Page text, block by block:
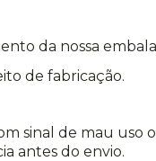
da nossa
de fabricação.
sinal de mau uso
antes do envio.